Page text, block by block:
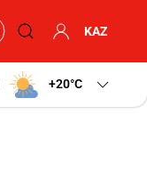
KAZ
+20 C